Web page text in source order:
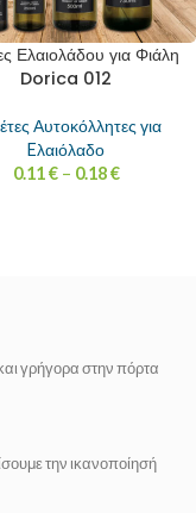
Ελαιολάδου για Φιάλη
Dorica 012
Αυτοκόλλητες για
Eλαιόλαδο
0.11€ – 0.18€
γρήγορα στην πόρτα
την ικανοποίησή